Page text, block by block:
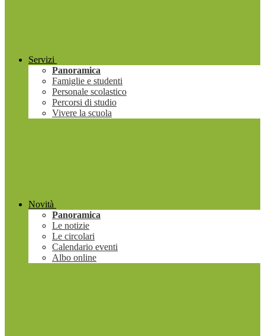
Servizi
Panoramica
Famiglie e studenti
Personale scolastico
Percorsi di studio
Vivere la scuola
Novità
Panoramica
Le notizie
Le circolari
Calendario eventi
Albo online